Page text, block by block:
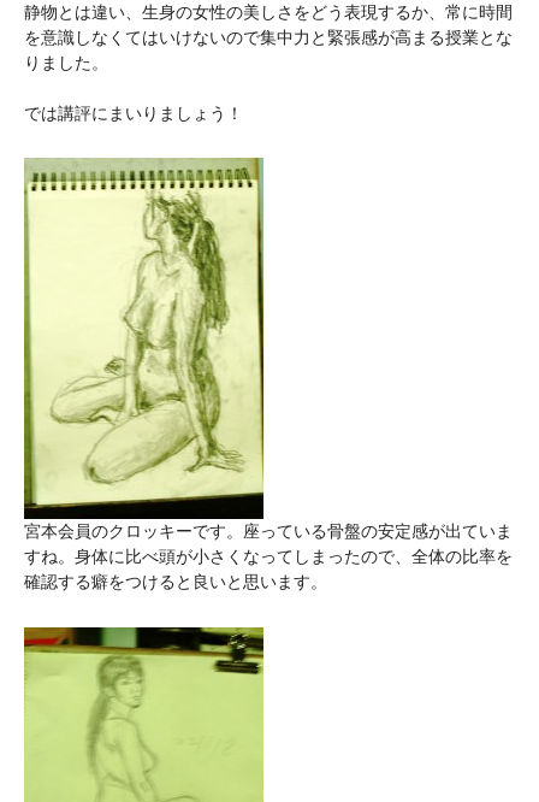
静物とは違い、生身の女性の美しさをどう表現するか、常に時間
を意識しなくてはいけないので集中力と緊張感が高まる授業とな
りました。
では講評にまいりましょう！
宮本会員のクロッキーです。座っている骨盤の安定感が出ていま
すね。身体に比べ頭が小さくなってしまったので、全体の比率を
確認する癖をつけると良いと思います。